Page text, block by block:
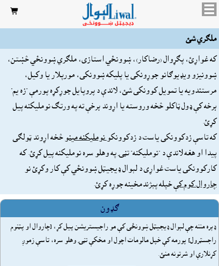

ملګري شئ
که غواړئ، پګړوال (رضاکار)، ښوونځي استازى، ملګري ښوونځي څښتن،
ښوونيزو ويډيوګانو جوړونکى يا پليکه ښوونکى، مورپلار يا وکيل،
مرستندويه يا تمويل کوونکى شئ، لاندې د پروپايل جوړکړه پورمې "زه يم"
برخه کې ډول ټاکلو څخه وروسته يا اړوند برخې ته په ورتګ نومليکنه پيل
کړئ.
که تاسې زدکوونکى ياست د زدکوونکو نومليکنه مينو څخه اړوند ټولګى
پيدا او هغه لاندې د "نومليکنه" تڼۍ په وهلو سره نومليکنه پيل کړئ. که
کارکوونکى ياست غواړى د لېوال ډيجيټل ښوونځي کې کار وکړئ نو
چاروال.کوم کې
خپله پېژندمخينه جوړه کړئ.
ګډون
ډېره مننه چې لېوال ډيجيټل ښوونځى کې مو راجيستريشن پيل کړ، [چاروال او پټنوم
راجسټرول] پورمه کې خپل مالومات اچول او مخکې تڼۍ وهلو سره، تاسې زموږ
کړنلارې او شرتونه منئ.